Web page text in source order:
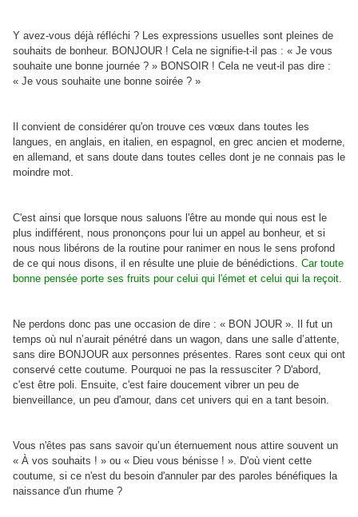
Y avez-vous déjà réfléchi ? Les expressions usuelles sont pleines de
souhaits de bonheur. BONJOUR ! Cela ne signifie-t-il pas : « Je vous
souhaite une bonne journée ? » BONSOIR ! Cela ne veut-il pas dire :
« Je vous souhaite une bonne soirée ? »
Il convient de considérer qu'on trouve ces vœux dans toutes les
langues, en anglais, en italien, en espagnol, en grec ancien et moderne,
en allemand, et sans doute dans toutes celles dont je ne connais pas le
moindre mot.
C'est ainsi que lorsque nous saluons l'être au monde qui nous est le
plus indifférent, nous prononçons pour lui un appel au bonheur, et si
nous nous libérons de la routine pour ranimer en nous le sens profond
de ce qui nous disons, il en résulte une pluie de bénédictions. Car toute
bonne pensée porte ses fruits pour celui qui l'émet et celui qui la reçoit.
Ne perdons donc pas une occasion de dire : « BON JOUR ». Il fut un
temps où nul n’aurait pénétré dans un wagon, dans une salle d’attente,
sans dire BONJOUR aux personnes présentes. Rares sont ceux qui ont
conservé cette coutume. Pourquoi ne pas la ressusciter ? D'abord,
c'est être poli. Ensuite, c'est faire doucement vibrer un peu de
bienveillance, un peu d'amour, dans cet univers qui en a tant besoin.
Vous n'êtes pas sans savoir qu’un éternuement nous attire souvent un
« À vos souhaits ! » ou « Dieu vous bénisse ! ». D'où vient cette
coutume, si ce n'est du besoin d'annuler par des paroles bénéfiques la
naissance d'un rhume ?